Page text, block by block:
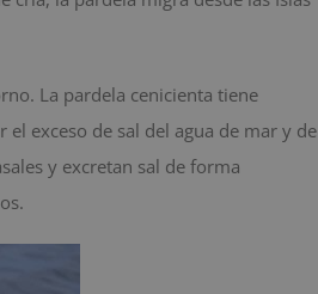
La pardela cenicienta tiene
exceso de sal del agua de mar y de
y excretan sal de forma